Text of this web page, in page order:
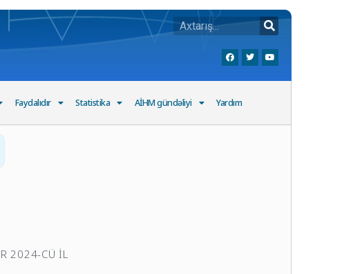
Faydalıdır Statistika AİHM gündəliyi Yardım
2024-CÜ İL